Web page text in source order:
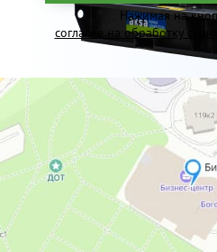
Нажимая на
согласие на обработку